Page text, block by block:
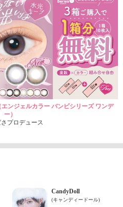
ンジェルカラー バンビシリーズ ワンデ
ー）
プロデュース